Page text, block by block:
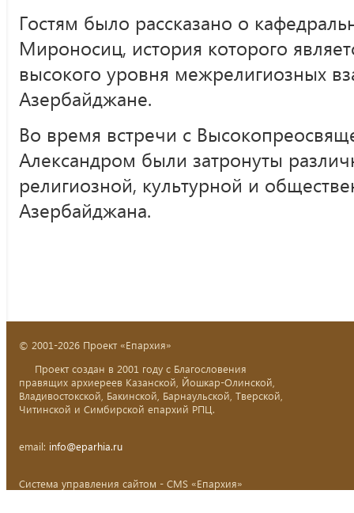
Гостям было рассказано о
Мироносиц, история которого
высокого уровня межрелигиозных
Азербайджане.
Во время встречи с
Александром были затронуты
религиозной, культурной и
Азербайджана.
© 2001-2026 Проект «Епархия»
Проект создан в 2001 году с Благословения
правящих архиереев Казанской, Йошкар-Олинской,
Владивостокской, Бакинской, Барнаульской, Тверской,
Читинской и Симбирской епархий РПЦ.
email: info@eparhia.ru
Система управления сайтом - CMS «Епархия»